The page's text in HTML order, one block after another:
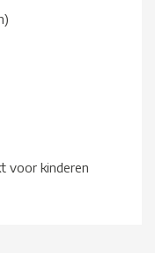
voor kinderen